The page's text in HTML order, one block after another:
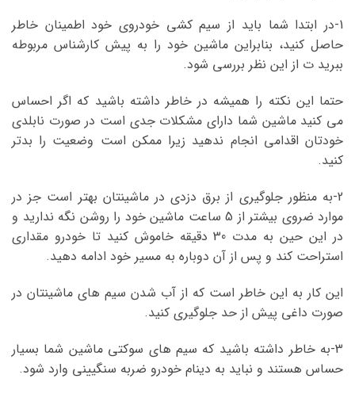
1-در ابتدا شما باید از سیم کشی خودروی خود اطمینان خاطر
حاصل کنید، بنابراین ماشین خود را به پیش کارشناس مربوطه
ببرید ت از این نظر بررسی شود.
حتما این نکته را همیشه در خاطر داشته باشید که اگر احساس
می کنید ماشین شما دارای مشکلات جدی است در صورت نابلدی
خودتان اقدامی انجام ندهید زیرا ممکن است وضعیت را بدتر
کنید.
2-به منظور جلوگیری از برق دزدی در ماشینتان بهتر است جز در
موارد ضروی بیشتر از 5 ساعت ماشین خود را روشن نگه ندارید و
در این حین به مدت 30 دقیقه خاموش کنید تا خودرو مقداری
استراحت کند و پس از آن دوباره به مسیر خود ادامه دهید.
این کار به این خاطر است که از آب شدن سیم های ماشینتان در
صورت داغی پیش از حد جلوگیری کنید.
3-به خاطر داشته باشید که سیم های سوکتی ماشین شما بسیار
حساس هستند و نباید به دینام خودرو ضربه سنگیینی وارد شود.